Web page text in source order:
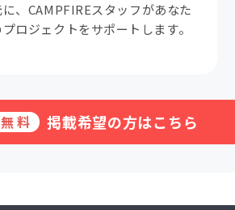
に、CAMPFIREスタッフがあなた
プロジェクトをサポートします。
無料 掲載希望の方はこちら